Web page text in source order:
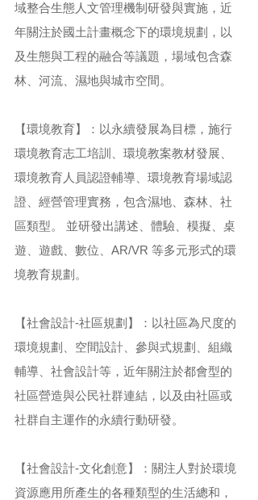
域整合生態人文管理機制研發與實施，近
年關注於國土計畫概念下的環境規劃，以
及生態與工程的融合等議題，場域包含森
林、河流、濕地與城市空間。
【環境教育】：以永續發展為目標，施行
環境教育志工培訓、環境教案教材發展、
環境教育人員認證輔導、環境教育場域認
證、經營管理實務，包含濕地、森林、社
區類型。 並研發出講述、體驗、模擬、桌
遊、遊戲、數位、AR/VR 等多元形式的環
境教育規劃。
【社會設計-社區規劃】：以社區為尺度的
環境規劃、空間設計、參與式規劃、組織
輔導、社會設計等，近年關注於都會型的
社區營造與公民社群連結，以及由社區或
社群自主運作的永續行動研發。
【社會設計-文化創意】：關注人對於環境
資源應用所產生的各種類型的生活總和，